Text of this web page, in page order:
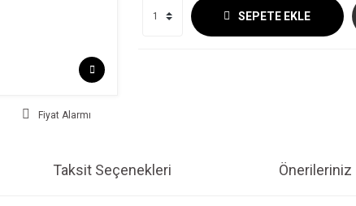
Fiyat Alarmı
SEPETE EKLE
Taksit Seçenekleri Önerileriniz